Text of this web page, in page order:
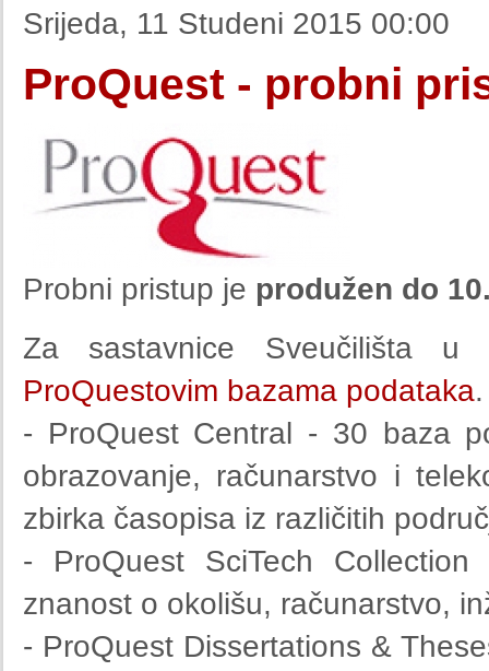
Srijeda, 11 Studeni 2015 00:00
ProQuest - probni
Probni pristup je produžen do
Za sastavnice Sveučilišta
ProQuestovim bazama podataka
- ProQuest Central - 30 baza
obrazovanje, računarstvo i
zbirka časopisa iz različitih
- ProQuest SciTech
znanost o okolišu, računarstvo,
- ProQuest Dissertations &